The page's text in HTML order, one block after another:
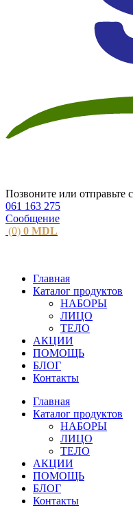
Позвоните или отправьте
061 163 275
Сообщение
(0) 0 MDL
Главная
Каталог продуктов
НАБОРЫ
ЛИЦО
ТЕЛО
АКЦИИ
ПОМОЩЬ
БЛОГ
Контакты
Главная
Каталог продуктов
НАБОРЫ
ЛИЦО
ТЕЛО
АКЦИИ
ПОМОЩЬ
БЛОГ
Контакты